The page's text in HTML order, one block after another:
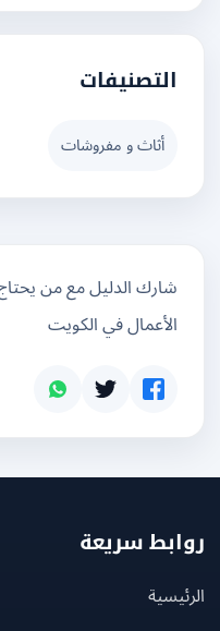
التصنيفات
أثاث و مفروشات
شارك الدليل مع من يحتاج
الأعمال في الكويت
سريعة